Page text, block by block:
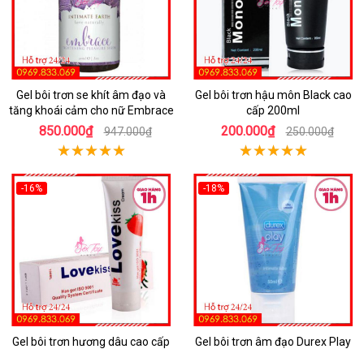
Gel bôi trơn se khít âm đạo và
tăng khoái cảm cho nữ Embrace
850.000₫ 947.000₫
Gel bôi trơn hậu môn Black cao
cấp 200ml
200.000₫ 250.000₫
-16%
Gel bôi trơn hương dâu cao cấp
-18%
Gel bôi trơn âm đạo Durex Play